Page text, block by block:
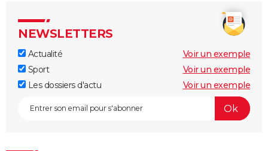
NEWSLETTERS
Actualité
Voir un exemple
Sport
Voir un exemple
Les dossiers d'actu
Voir un exemple